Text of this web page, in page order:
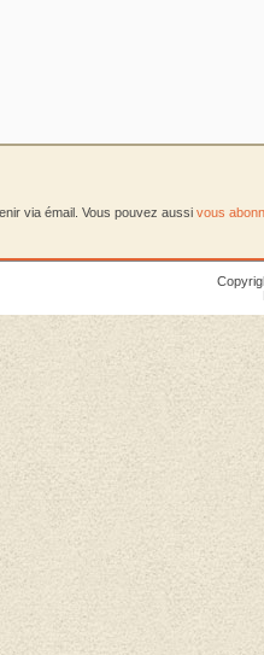
via émail. Vous pouvez aussi vous